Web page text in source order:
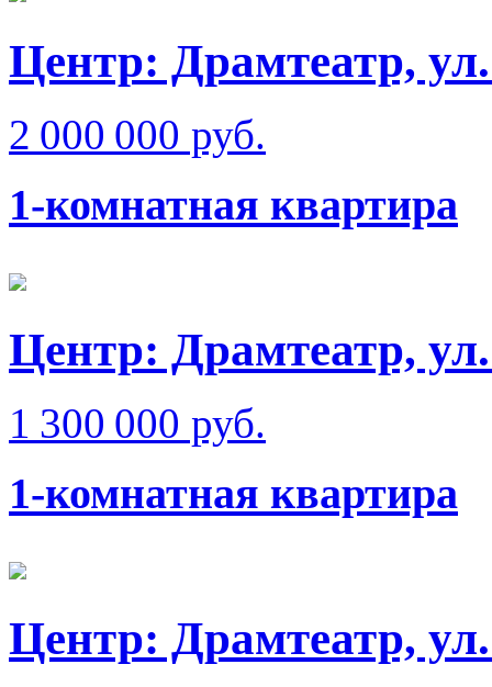
Центр: Драмтеатр,
2 000 000 руб.
1-комнатная квартира
Центр: Драмтеатр,
1 300 000 руб.
1-комнатная квартира
Центр: Драмтеатр,